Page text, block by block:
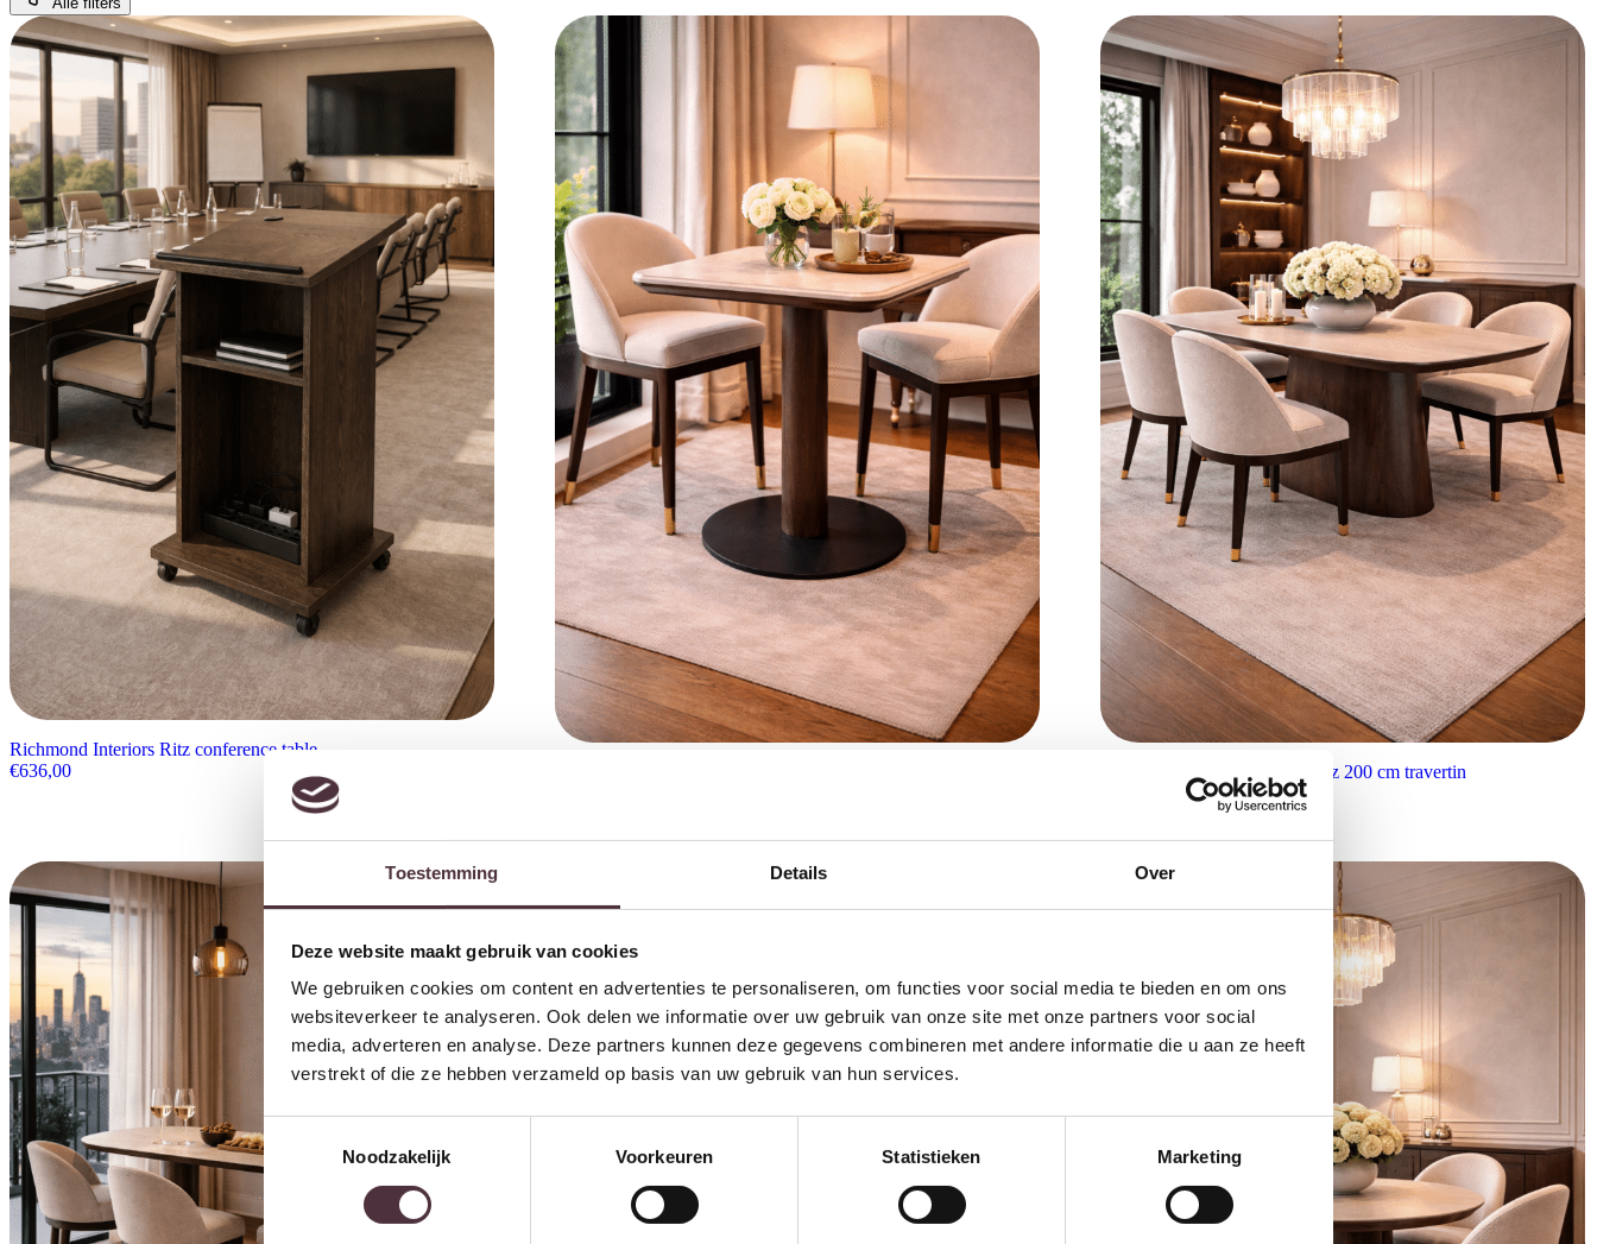
Toestemming Details Over
Deze website maakt gebruik van cookies
We gebruiken cookies om content en advertenties te personaliseren, om functies voor social media te bieden en om ons
websiteverkeer te analyseren. Ook delen we informatie over uw gebruik van onze site met onze partners voor social
media, adverteren en analyse. Deze partners kunnen deze gegevens combineren met andere informatie die u aan ze heeft
verstrekt of die ze hebben verzameld op basis van uw gebruik van hun services.
Toestemmingsselectie
Noodzakelijk
Voorkeuren Statistieken Marketing
Richmond Interiors Ritz conference table
€636,00
Richmond Interiors eettafel Ritz 200 cm travertin